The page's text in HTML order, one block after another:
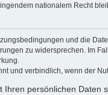
nationalem Recht
und die
zu widersprechen. Im
und verbindlich, wenn der
Ihren persönlichen Daten